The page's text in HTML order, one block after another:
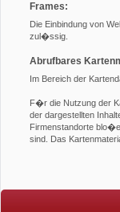
Frames:
Die Einbindung von
zul�ssig.
Abrufbares
Im Bereich der
F�r die Nutzung der
der dargestellten
Firmenstandorte
sind. Das